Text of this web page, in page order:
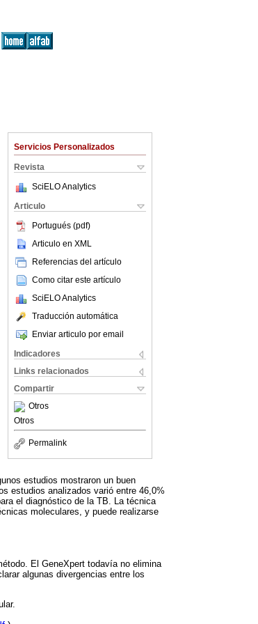
Servicios Personalizados
Revista
SciELO Analytics
Articulo
Portugués (pdf)
Articulo en XML
Referencias del artículo
Como citar este artículo
SciELO Analytics
Traducción automática
Enviar articulo por email
Indicadores
Links relacionados
Compartir
Otros
Otros
Permalink
estudios mostraron un buen
estudios analizados varió entre 46,0%
el diagnóstico de la TB. La técnica
moleculares, y puede realizarse
El GeneXpert todavía no elimina
algunas divergencias entre los